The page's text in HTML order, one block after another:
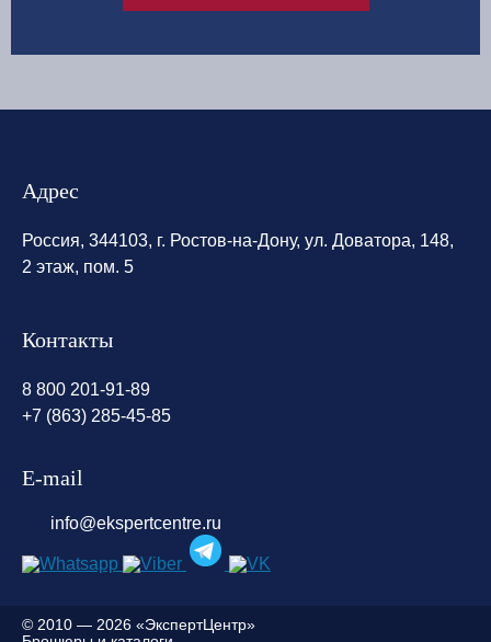
Адрес
Россия, 344103, г. Ростов-на-Дону, ул. Доватора, 148,
2 этаж, пом. 5
Контакты
8 800 201-91-89
+7 (863) 285-45-85
E-mail
info@ekspertcentre.ru
© 2010 — 2026 «ЭкспертЦентр»